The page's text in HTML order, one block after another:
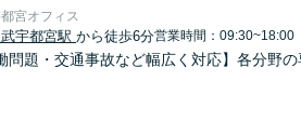
宮オフィス
宇都宮駅 から徒歩6分営業時間：09:30~18:00
問題・交通事故など幅広く対応】各分野